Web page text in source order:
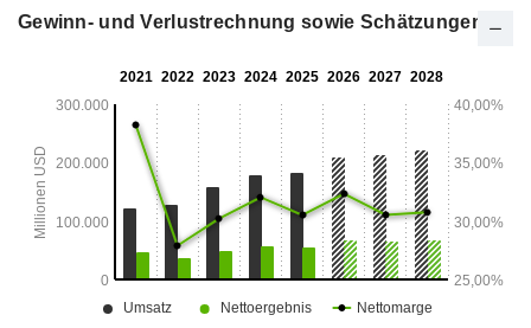
Gewinn- und Verlustrechnung sowie Schätzungen